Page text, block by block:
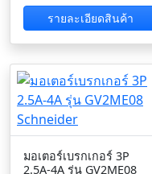
รายละเอียดสินค้า
มอเตอร์เบรกเกอร์ 3P
2.5A-4A รุ่น GV2ME08